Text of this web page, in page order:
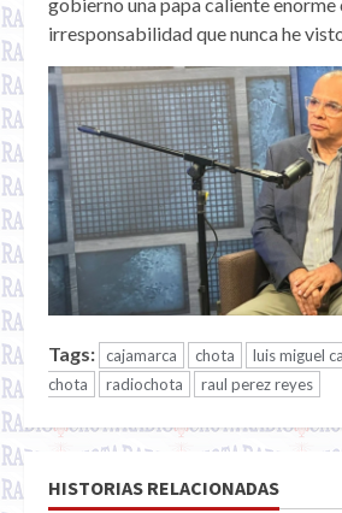
gobierno una papa caliente enorme
irresponsabilidad que nunca he
Tags: cajamarca chota luis miguel
chota
radiochota raul perez reyes
HISTORIAS RELACIONADAS